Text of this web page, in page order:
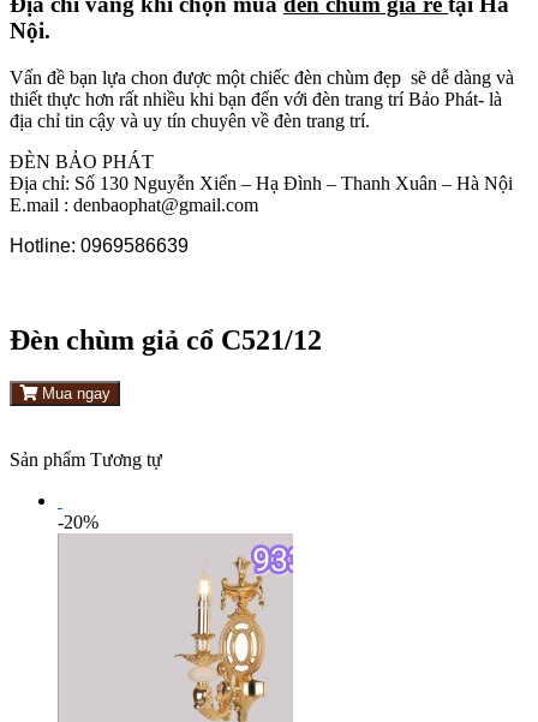
Nội.
Vấn đề bạn lựa chon được một chiếc đèn chùm đẹp sẽ dễ dàng và
thiết thực hơn rất nhiều khi bạn đến với đèn trang trí Bảo Phát- là
địa chỉ tin cậy và uy tín chuyên về đèn trang trí.
ĐÈN BẢO PHÁT
Địa chỉ: Số 130 Nguyễn Xiển – Hạ Đình – Thanh Xuân – Hà Nội
E.mail : denbaophat@gmail.com
Hotline: 0969586639
Đèn chùm giả cổ C521/12
Mua ngay
Sản phẩm Tương tự
-20%